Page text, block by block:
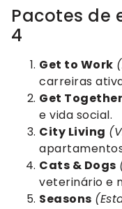
Pacotes de
4
Get to Work
carreiras
Get Together
e vida social.
City Living
Cats & Dogs
veterinário e
Seasons